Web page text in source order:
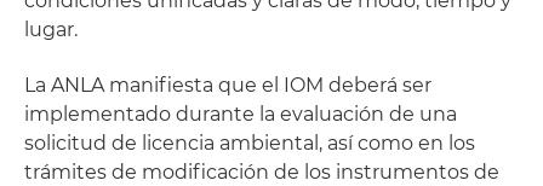
lugar.
La ANLA manifiesta que el IOM deberá ser
implementado durante la evaluación de una
solicitud de licencia ambiental, así como en los
trámites de modificación de los instrumentos de